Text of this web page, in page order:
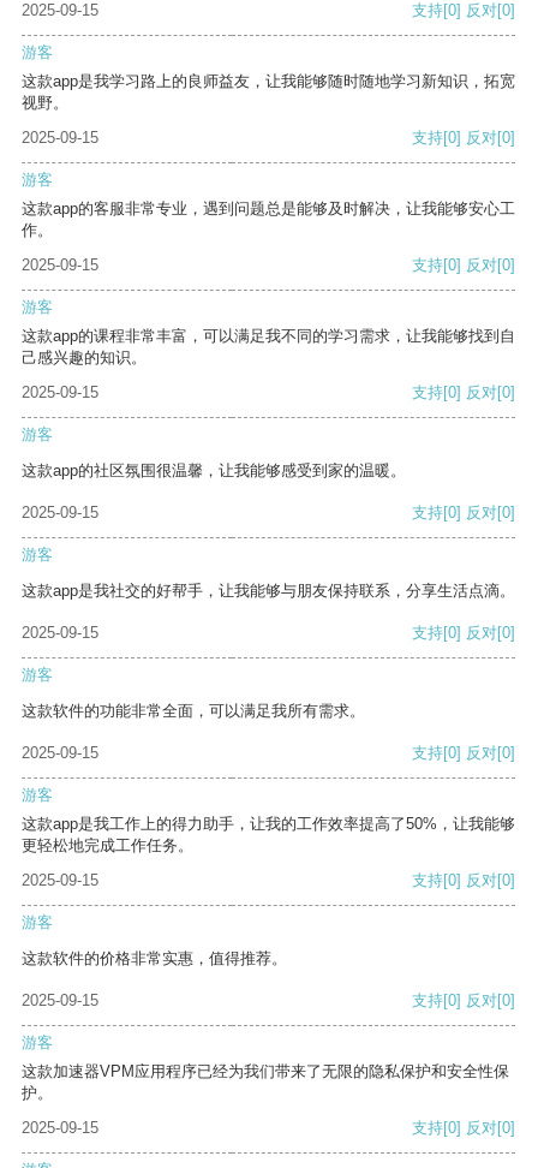
2025-09-15
支持[0] 反对[0]
游客
这款app是我学习路上的良师益友，让我能够随时随地学习新知识，拓宽
视野。
2025-09-15
支持[0] 反对[0]
游客
这款app的客服非常专业，遇到问题总是能够及时解决，让我能够安心工
作。
2025-09-15
支持[0] 反对[0]
游客
这款app的课程非常丰富，可以满足我不同的学习需求，让我能够找到自
己感兴趣的知识。
2025-09-15
支持[0] 反对[0]
游客
这款app的社区氛围很温馨，让我能够感受到家的温暖。
2025-09-15 支持[0] 反对[0]
游客
这款app是我社交的好帮手，让我能够与朋友保持联系，分享生活点滴。
2025-09-15 支持[0] 反对[0]
游客
这款软件的功能非常全面，可以满足我所有需求。
2025-09-15 支持[0] 反对[0]
游客
这款app是我工作上的得力助手，让我的工作效率提高了50%，让我能够
更轻松地完成工作任务。
2025-09-15
支持[0] 反对[0]
游客
这款软件的价格非常实惠，值得推荐。
2025-09-15 支持[0] 反对[0]
游客
这款加速器VPM应用程序已经为我们带来了无限的隐私保护和安全性保
护。
2025-09-15
支持[0] 反对[0]